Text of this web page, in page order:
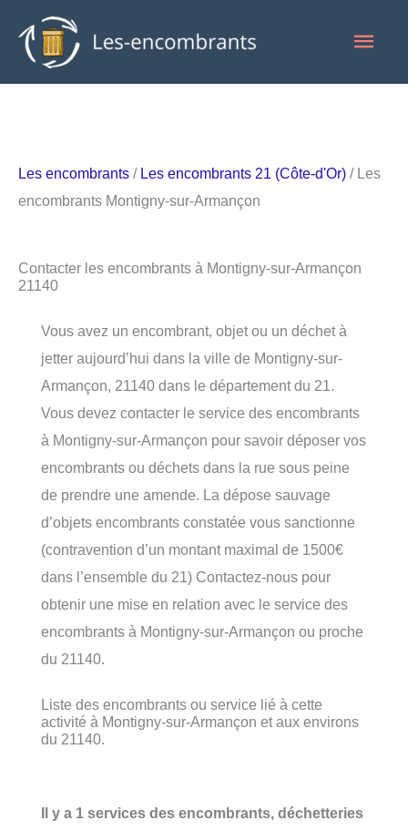
contenu
Les encombrants / Les encombrants 21 (Côte-d'Or) / Les
encombrants Montigny-sur-Armançon
Contacter les encombrants à Montigny-sur-Armançon
21140
Vous avez un encombrant, objet ou un déchet à
jetter aujourd’hui dans la ville de Montigny-sur-
Armançon, 21140 dans le département du 21.
Vous devez contacter le service des encombrants
à Montigny-sur-Armançon pour savoir déposer vos
encombrants ou déchets dans la rue sous peine
de prendre une amende. La dépose sauvage
d’objets encombrants constatée vous sanctionne
(contravention d’un montant maximal de 1500€
dans l’ensemble du 21) Contactez-nous pour
obtenir une mise en relation avec le service des
encombrants à Montigny-sur-Armançon ou proche
du 21140.
Liste des encombrants ou service lié à cette
activité à Montigny-sur-Armançon et aux environs
du 21140.
Il y a 1 services des encombrants, déchetteries